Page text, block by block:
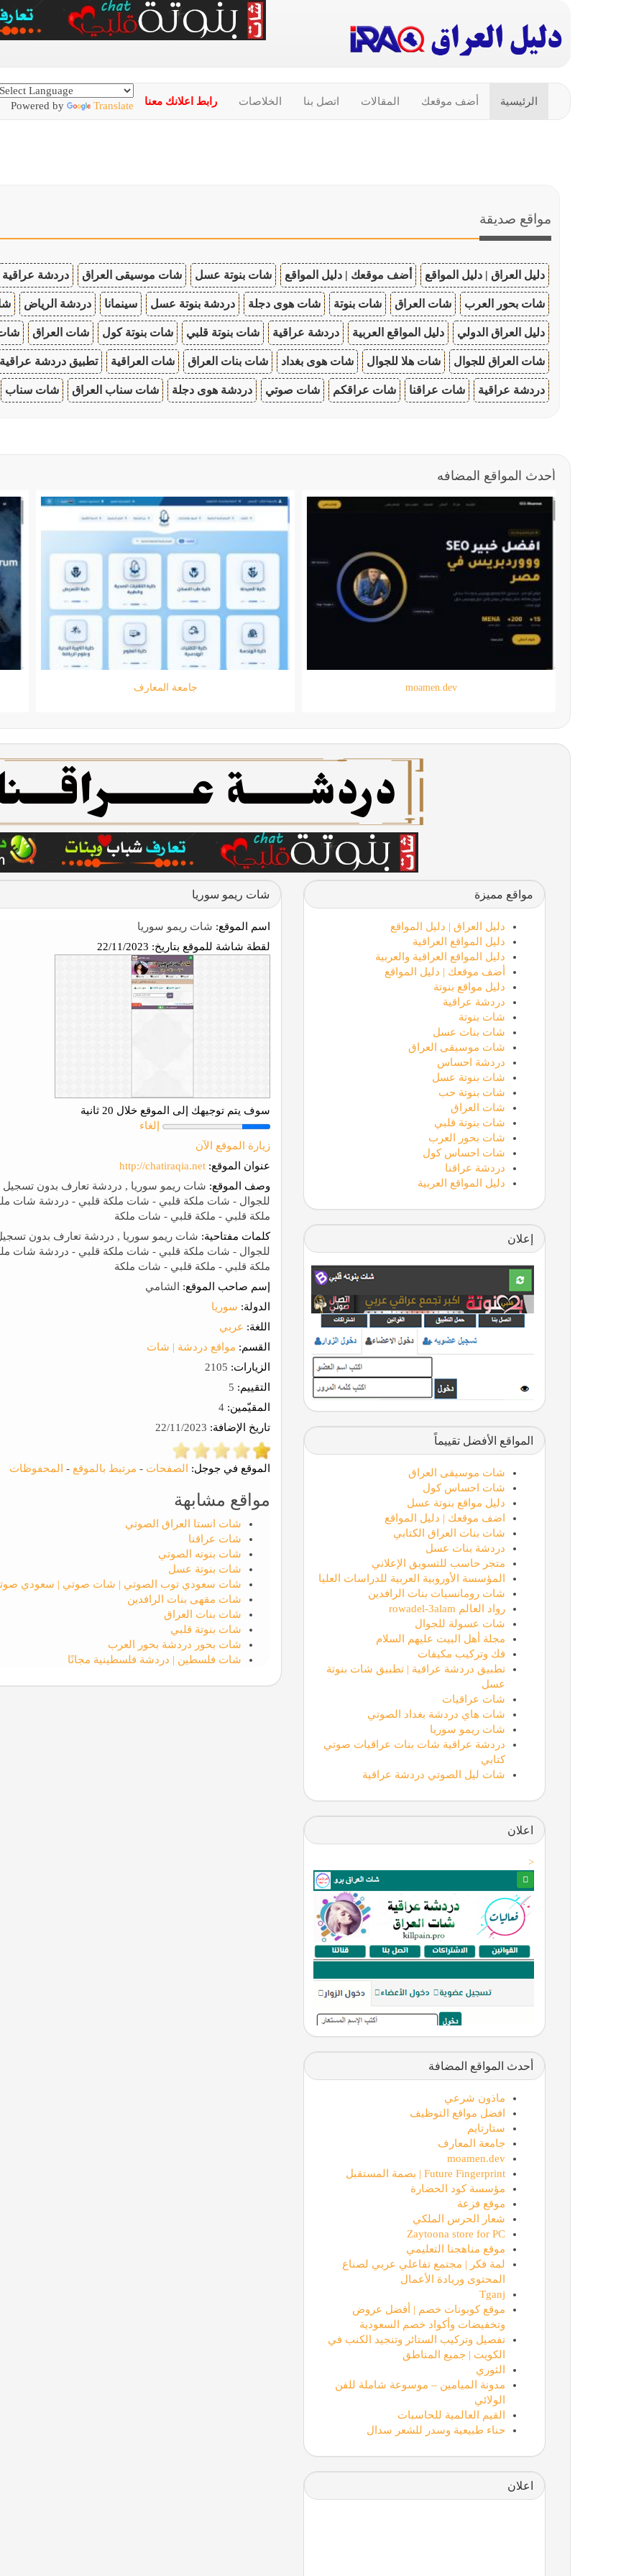
الرئيسية أضف موقعك المقالات اتصل بنا الخلاصات رابط اعلانك معنا Powered by Translate
مواقع صديقة
دليل العراق | دليل المواقع أضف موقعك | دليل المواقع شات بنوتة عسل شات موسيقى العراق دردشة عراقية
شات بحور العرب شات العراق شات بنوتة شات هوى دجلة دردشة بنوتة عسل سينمانا دردشة الرياض
دليل العراق الدولي دليل المواقع العربية دردشة عراقية شات بنوتة قلبي شات بنوتة كول شات العراق
شات العراق للجوال شات هلا للجوال شات هوى بغداد شات بنات العراق شات العراقية تطبيق دردشة
دردشة عراقية شات عراقنا شات عراقكم شات صوتي دردشة هوى دجلة شات سناب العراق شات سناب
أحدث المواقع المضافه
جامعة المعارف moamen.dev
شات ريمو سوريا
اسم الموقع: شات ريمو سوريا
لقطة شاشة للموقع بتاريخ:
سوف يتم توجيهك إلى الموقع خلال 20 ثانية
إلغاء
زيارة الموقع الآن
عنوان الموقع: http://chatiraqia.net
وصف الموقع: شات ريمو سوريا , دردشة تعارف بدون
للجوال - شات ملكة قلبي - شات ملكة قلبي - دردشة شات
ملكة قلبي - ملكة قلبي - شات ملكة
كلمات مفتاحية: شات ريمو سوريا , دردشة تعارف بدون
للجوال - شات ملكة قلبي - شات ملكة قلبي - دردشة شات
ملكة قلبي - ملكة قلبي - شات ملكة
إسم صاحب الموقع: الشامي
الدولة: سوريا
اللغة: عربي
القسم: مواقع دردشة | شات
الزيارات:
التقييم:
المقيّمين:
تاريخ الإضافة:
الموقع في جوجل: الصفحات - مرتبط بالموقع - المحفوظات
مواقع مشابهة
شات انستا العراق الصوتي
شات عراقنا
شات بنوته الصوتي
شات بنوتة عسل
شات سعودي توب الصوتي | شات صوتي | سعودي
شات مقهى بنات الرافدين
شات بنات العراق
شات بنوتة قلبي
شات بحور دردشة بحور العرب
شات فلسطين | دردشة فلسطينية مجانًا
مواقع مميزة
دليل العراق | دليل المواقع
دليل المواقع العراقية
دليل المواقع العراقية والعربية
أضف موقعك | دليل المواقع
دليل مواقع بنوتة
دردشة عراقية
شات بنوتة
شات بنات عسل
شات موسيقى العراق
دردشة احساس
شات بنوتة عسل
شات بنوتة حب
شات العراق
شات بنوتة قلبي
شات بحور العرب
شات احساس كول
دردشة عراقنا
دليل المواقع العربية
إعلان
المواقع الأفضل تقييماً
شات موسيقى العراق
شات احساس كول
دليل مواقع بنوتة عسل
اضف موقعك | دليل المواقع
شات بنات العراق الكتابي
دردشة بنات عسل
متجر حاسب للتسويق الإعلاني
المؤسسة الأوروبية العربية للدراسات العليا
شات رومانسيات بنات الرافدين
رواد العالم rowadel-3alam
شات عسولة للجوال
مجلة أهل البيت عليهم السلام
فك وتركيب مكيفات
تطبيق دردشة عراقية | تطبيق شات بنوتة
عسل
شات عراقيات
شات هاي دردشة بغداد الصوتي
شات ريمو سوريا
دردشة عراقية شات بنات عراقيات صوتي
كتابي
شات ليل الصوتي دردشة عراقية
اعلان
<
أحدث المواقع المضافة
ماذون شرعي
افضل مواقع التوظيف
ستارتايم
جامعة المعارف
moamen.dev
Future Fingerprint | بصمة المستقبل
مؤسسة كود الحضارة
موقع فزعة
شعار الحرس الملكي
Zaytoona store for PC
موقع مناهجنا التعليمي
لمة فكر | مجتمع تفاعلي عربي لصناع
المحتوى وريادة الأعمال
Tganj
موقع كوبونات خصم | أفضل عروض
وتخفيضات وأكواد خصم السعودية
تفصيل وتركيب الستائر وتنجيد الكنب في
الكويت | جميع المناطق
الثوري
مدونة الميامين – موسوعة شاملة للفن
الولائي
القيم العالمية للحاسبات
حناء طبيعية وسدر للشعر سدال
اعلان